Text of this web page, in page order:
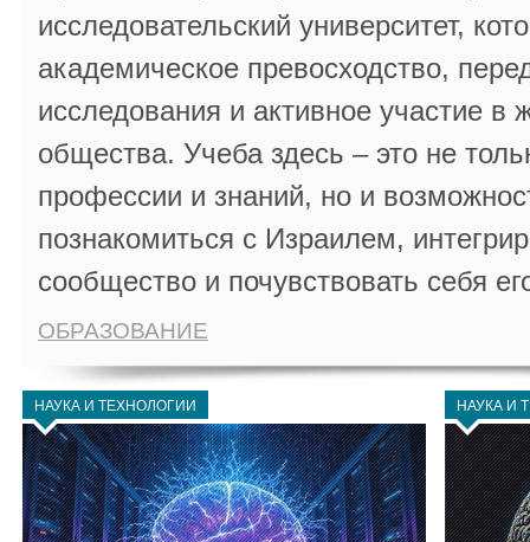
исследовательский университет,
академическое превосходство,
исследования и активное участие в
общества. Учеба здесь – это не
профессии и знаний, но и
познакомиться с Израилем,
сообщество и почувствовать себя
ОБРАЗОВАНИЕ
НАУКА И ТЕХНОЛОГИИ НАУКА И